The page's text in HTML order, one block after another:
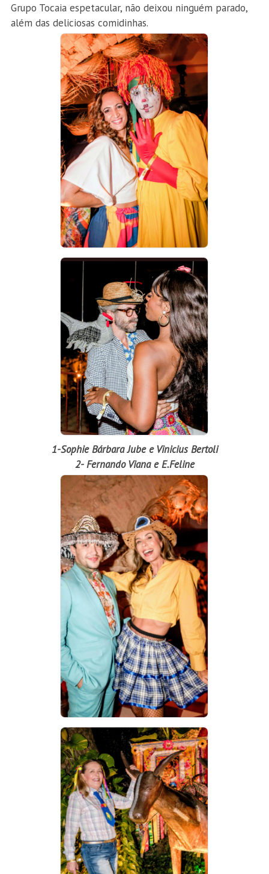
Grupo Tocaia espetacular, não deixou ninguém parado,
além das deliciosas comidinhas.
1-Sophie Bárbara Jube e Vinicius Bertoli
2- Fernando Viana e E.Feline